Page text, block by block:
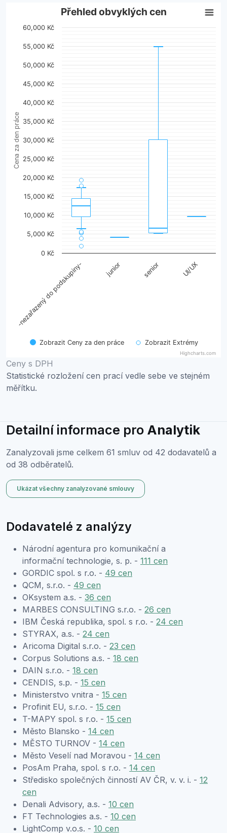
Přehled obvyklých cen
Combination chart with 2 data series.
View as data table, Přehled obvyklých cen
The chart has 1 Y axis displaying Cena za den práce.
Cena za den práce
Přehled obvyklých cen
Zobrazit Ceny za den práce Zobrazit Extrémy
-nezařazený do podskupiny- junior senior UI/UX
0 Kč
5,000 Kč
10,000 Kč
15,000 Kč
20,000 Kč
25,000 Kč
30,000 Kč
35,000 Kč
40,000 Kč
45,000 Kč
50,000 Kč
55,000 Kč
60,000 Kč
Highcharts.com
End of interactive chart.
Ceny s DPH
Statistické rozložení cen prací vedle sebe ve stejném
měřítku.
Detailní informace pro Analytik
Zanalyzovali jsme celkem 61 smluv od 42 dodavatelů a
od 38 odběratelů.
Ukázat všechny zanalyzované smlouvy
Dodavatelé z analýzy
Národní agentura pro komunikační a
informační technologie, s. p. - 111 cen
GORDIC spol. s r.o. - 49 cen
QCM, s.r.o. - 49 cen
OKsystem a.s. - 36 cen
MARBES CONSULTING s.r.o. - 26 cen
IBM Česká republika, spol. s r.o. - 24 cen
STYRAX, a.s. - 24 cen
Aricoma Digital s.r.o. - 23 cen
Corpus Solutions a.s. - 18 cen
DAIN s.r.o. - 18 cen
CENDIS, s.p. - 15 cen
Ministerstvo vnitra - 15 cen
Profinit EU, s.r.o. - 15 cen
T-MAPY spol. s r.o. - 15 cen
Město Blansko - 14 cen
MĚSTO TURNOV - 14 cen
Město Veselí nad Moravou - 14 cen
PosAm Praha, spol. s r.o. - 14 cen
Středisko společných činností AV ČR, v. v. i. - 12
cen
Denali Advisory, a.s. - 10 cen
FT Technologies a.s. - 10 cen
LightComp v.o.s. - 10 cen